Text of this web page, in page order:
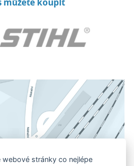
stránky co nejlépe